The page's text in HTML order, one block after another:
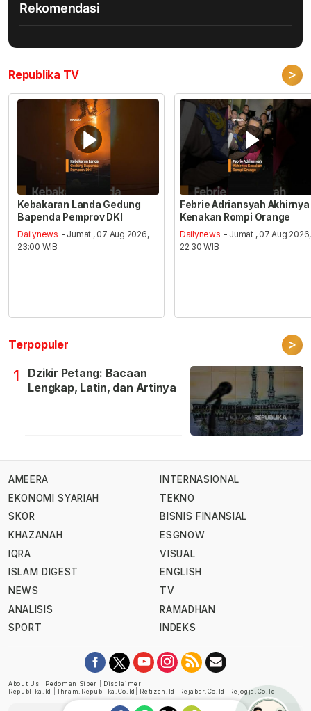
Rekomendasi
Republika TV >
Kebakaran Landa Gedung
Bapenda Pemprov DKI
Dailynews - Jumat , 07 Aug 2026,
23:00 WIB
Febrie Adriansyah Akhirnya
Kenakan Rompi Orange
Dailynews - Jumat , 07 Aug 2026,
22:30 WIB
Terpopuler >
1
Dzikir Petang: Bacaan
Lengkap, Latin, dan Artinya
AMEERA
EKONOMI SYARIAH
SKOR
KHAZANAH
IQRA
ISLAM DIGEST
NEWS
ANALISIS
SPORT
INTERNASIONAL
TEKNO
BISNIS FINANSIAL
ESGNOW
VISUAL
ENGLISH
TV
RAMADHAN
INDEKS
About Us Pedoman Siber
Disclaimer
Republika.id
Ihram.republika.co.id Retizen.id Rejabar.co.id Rejogja.co.id